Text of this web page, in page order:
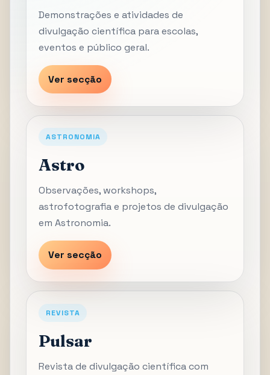
Demonstrações e atividades de
divulgação científica para escolas,
eventos e público geral.
Ver secção
ASTRONOMIA
Astro
Observações, workshops,
astrofotografia e projetos de divulgação
em Astronomia.
Ver secção
REVISTA
Pulsar
Revista de divulgação científica com